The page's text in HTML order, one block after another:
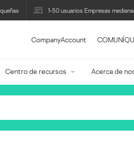
1-50 usuarios Empresas
CompanyAccount
Centro de recursos Acerca de